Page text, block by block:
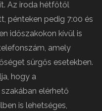
Az iroda hétfőtől
pénteken pedig 7:00 és
időszakokon kívül is
amely
sürgős esetekben.
hogy a
elérhető
is lehetséges,